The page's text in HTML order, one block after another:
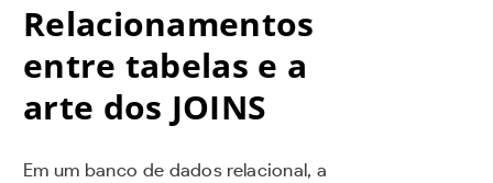
Relacionamentos
entre tabelas e a
arte dos JOINS
Em um banco de dados relacional, a